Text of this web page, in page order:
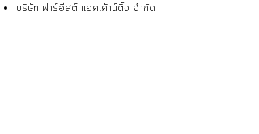
บริษัท ฟาร์อีสต์ แอคเค้าน์ติ้ง จำกัด